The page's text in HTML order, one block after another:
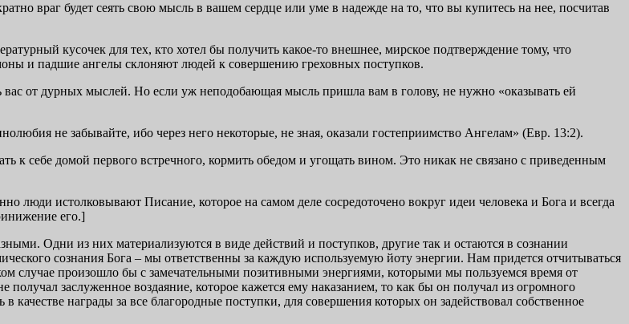
враг будет сеять свою мысль в вашем сердце или уме в надежде на то, что вы купитесь на нее, посчитав
кусочек для тех, кто хотел бы получить какое-то внешнее, мирское подтверждение тому, что
и падшие ангелы склоняют людей к совершению греховных поступков.
вас от дурных мыслей. Но если уж неподобающая мысль пришла вам в голову, не нужно «оказывать ей
не забывайте, ибо через него некоторые, не зная, оказали гостеприимство Ангелам» (Евр. 13:2).
к себе домой первого встречного, кормить обедом и угощать вином. Это никак не связано с приведенным
люди истолковывают Писание, которое на самом деле сосредоточено вокруг идеи человека и Бога и всегда
его.]
Одни из них материализуются в виде действий и поступков, другие так и остаются в сознании
сознания Бога – мы ответственны за каждую используемую йоту энергии. Нам придется отчитываться
случае произошло бы с замечательными позитивными энергиями, которыми мы пользуемся время от
получал заслуженное воздаяние, которое кажется ему наказанием, то как бы он получал из огромного
качестве награды за все благородные поступки, для совершения которых он задействовал собственное